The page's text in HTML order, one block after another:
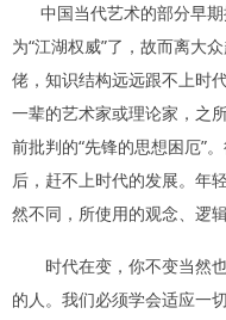
中国当代艺术的部分早期
为“江湖权威”了，故而离大
佬，知识结构远远跟不上时
一辈的艺术家或理论家，之
前批判的“先锋的思想困厄”
后，赶不上时代的发展。年
然不同，所使用的观念、逻
时代在变，你不变当然也
的人。我们必须学会适应一